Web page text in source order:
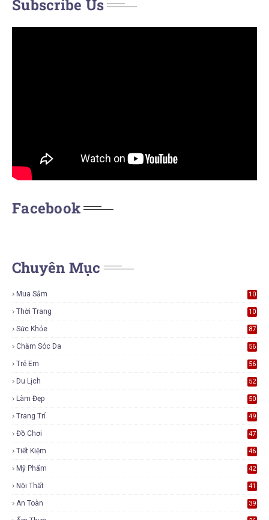
Subscribe Us
Facebook
Chuyên Mục
Mua Sắm
10
Thời Trang
10
Sức Khỏe 87
Chăm Sóc Da 56
Trẻ Em 56
Du Lịch 52
Làm Đẹp 50
Trang Trí 49
Đồ Chơi 47
Tiết Kiệm 46
Mỹ Phẩm 42
Nội Thất 41
An Toàn 39